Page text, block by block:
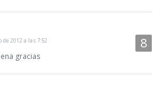
de 2012 a las 7:52
gracias